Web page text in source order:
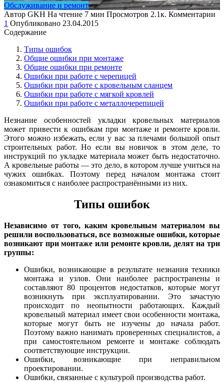
Обслуживание и ремонт
Автор GKH На чтение 7 мин Просмотров 2.1к. Комментарии
1 Опубликовано 23.04.2015
Содержание
Типы ошибок
Общие ошибки при монтаже
Общие ошибки при ремонте
Ошибки при работе с черепицей
Ошибки при работе с кровельным сланцем
Ошибки при работе с мягкой кровлей
Ошибки при работе с металлочерепицей
Незнание особенностей укладки кровельных материалов
может привести к ошибкам при монтаже и ремонте кровли.
Этого можно избежать, если у вас за плечами большой опыт
строительных работ. Но если вы новичок в этом деле, то
инструкций по укладке материала может быть недостаточно.
А кровельные работы — это дело, в котором лучше учиться на
чужих ошибках. Поэтому перед началом монтажа стоит
ознакомиться с наиболее распространёнными из них.
Типы ошибок
Независимо от того, каким кровельным материалом вы
решили воспользоваться, все возможные ошибки, которые
возникают при монтаже или ремонте кровли, делят на три
группы:
Ошибки, возникающие в результате незнания техники
монтажа и узлов. Они наиболее распространены и
составляют 80 процентов недостатков, которые могут
возникнуть при эксплуатировании. Это зачастую
происходит по неопытности работающих. Каждый
кровельный материал имеет свои особенности монтажа,
которые могут быть не изучены до начала работ.
Поэтому важно нанимать проверенных специалистов, а
при самостоятельном ремонте и монтаже соблюдать
соответствующие инструкции.
Ошибки, возникающие при неправильном
проектировании.
Ошибки, связанные с культурой производства работ.